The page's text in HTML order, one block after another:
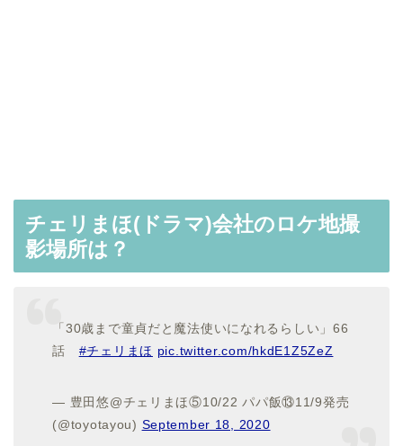
チェリまほ(ドラマ)会社のロケ地撮
影場所は？
「30歳まで童貞だと魔法使いになれるらしい」66
話 #チェリまほ pic.twitter.com/hkdE1Z5ZeZ
— 豊田悠@チェリまほ⑤10/22 パパ飯⑬11/9発売
(@toyotayou) September 18, 2020